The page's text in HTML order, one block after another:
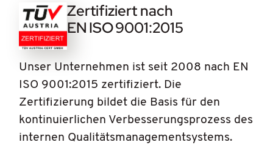
Zertifiziert nach
EN ISO 9001:2015
Unser Unternehmen ist seit 2008 nach EN
ISO 9001:2015 zertifiziert. Die
Zertifizierung bildet die Basis für den
kontinuierlichen Verbesserungsprozess des
internen Qualitätsmanagementsystems.